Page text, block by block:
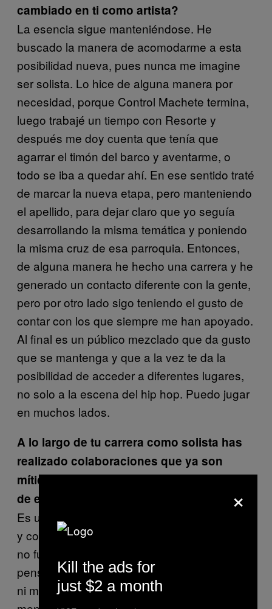
cambiado en ti como artista?
La esencia sigue manteniéndose. He
buscado la manera de acomodarme a esta
posibilidad nueva, pues nunca me imagine
ser solista. Lo hice de alguna manera por
necesidad, porque Control Machete termina,
luego trabajé un tiempo con Resorte y
después me doy cuenta que tenía que
agarrar el timón del barco y aventarme, o
todo se iba a quedar ahí. En ese sentido traté
de marcar la nueva etapa, pero manteniendo
el apellido, para dejar claro que yo seguía
desarrollando la misma temática y poniendo
la misma cruz de esa parroquia. Entonces,
de alguna manera he hecho una carrera y he
generado un contacto diferente con la gente,
pero por otro lado sigo teniendo el gusto de
contar con los que siempre me han apoyado.
Al final es un público mezclado que da gusto
que se mantenga y que a la vez te da la
posibilidad de acceder a diferentes lugares,
no solo a la escena del hip hop. Puedo jugar
en muchos lados.
A lo largo de tu carrera como solista has
realizado colaboraciones que ya son
míticas, legendarias ¿Cómo te fue con las
de este nuevo álbum?
Es un lujazo contar con tan buena amistades
y con estas posibilidades. De alguna manera
no fue un disco que arrancáramos a trabajar
pensando que fuera de featurings o de dúos,
ni mucho menos. Se volvió de moda, por lo
×
Kill the ads for
just $2 a month